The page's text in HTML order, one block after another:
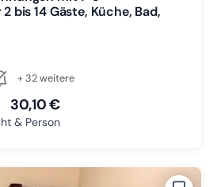
bis 14 Gäste, Küche, Bad,
+ 32 weitere
30,10 €
& Person